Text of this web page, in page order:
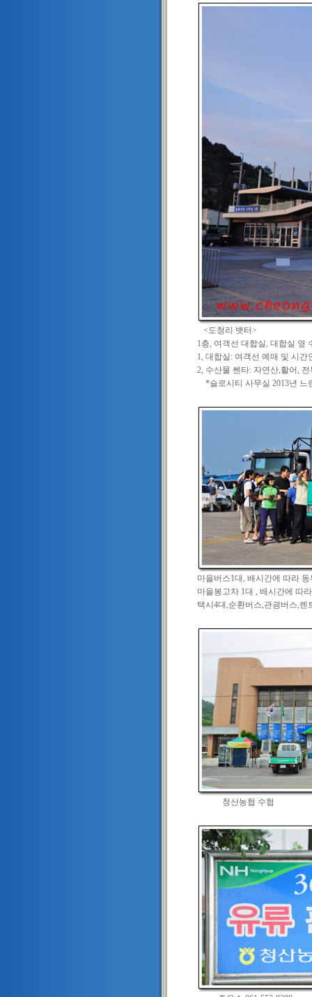
<도청리 뱃터>
1층, 여객선 대합실, 대합실 옆
1, 대합실: 여객선 예매 및 시
2, 수산물 쎈타: 자연산,활어,
*슬로시티 사무실 2013년 느
마을버스1대, 배시간에 따라
마을봉고차 1대 , 배시간에 따
택시4대,순환버스,관광버스,
청산농협 수협